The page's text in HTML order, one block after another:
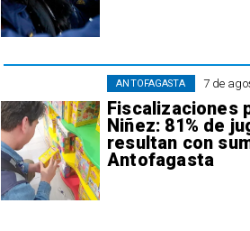
7 de
Fiscalizaciones
Niñez: 81% de
resultan con
Antofagasta
ANTOFAGASTA